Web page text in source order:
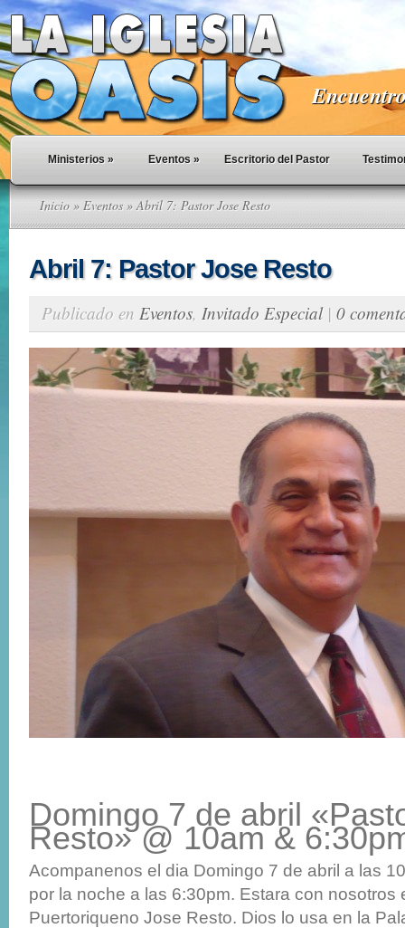
Ministerios » Eventos » Escritorio del Pastor
Inicio » Eventos» Abril 7: Pastor Jose Resto
Abril 7: Pastor Jose Resto
Publicado en Eventos, Invitado Especial| 0
Domingo 7 de abril
Resto» @ 10am &
Acompanenos el dia Domingo 7 de abril a las
por la noche a las 6:30pm. Estara con nosotros
Puertoriqueno Jose Resto. Dios lo usa en la